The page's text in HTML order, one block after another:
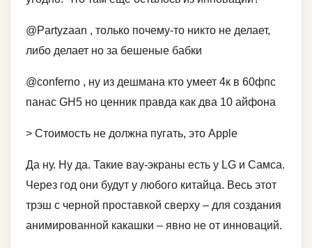
@Partyzaan , только почему-то никто не делает,
либо делает но за бешеные бабки
@conferno , ну из дешмана кто умеет 4к в 60фпс
панас GH5 но ценник правда как два 10 айфона
> Стоимость не должна пугать, это Apple
Да ну. Ну да. Такие вау-экраны есть у LG и Самса.
Через год они будут у любого китайца. Весь этот
трэш с черной проставкой сверху – для создания
анимированной какашки – явно не от инноваций.